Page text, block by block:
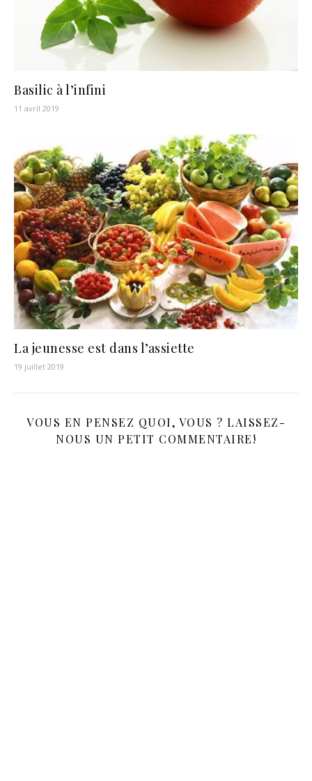
Basilic à l’infini
11 avril 2019
La jeunesse est dans l’assiette
19 juillet 2019
VOUS EN PENSEZ QUOI, VOUS ? LAISSEZ-
NOUS UN PETIT COMMENTAIRE!